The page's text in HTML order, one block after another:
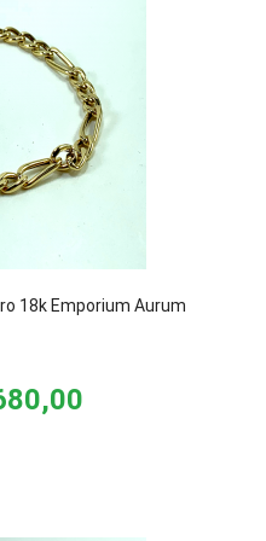
18k Emporium Aurum